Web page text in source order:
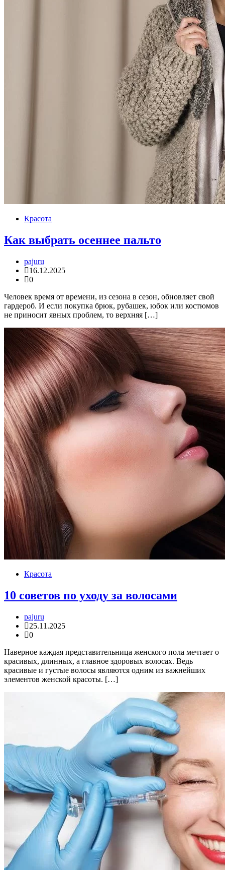
Красота
Как выбрать осеннее пальто
pajuru
16.12.2025
0
Человек время от времени, из сезона в сезон, обновляет свой
гардероб. И если покупка брюк, рубашек, юбок или костюмов
не приносит явных проблем, то верхняя […]
Красота
10 советов по уходу за волосами
pajuru
25.11.2025
0
Наверное каждая представительница женского пола мечтает о
красивых, длинных, а главное здоровых волосах. Ведь
красивые и густые волосы являются одним из важнейших
элементов женской красоты. […]